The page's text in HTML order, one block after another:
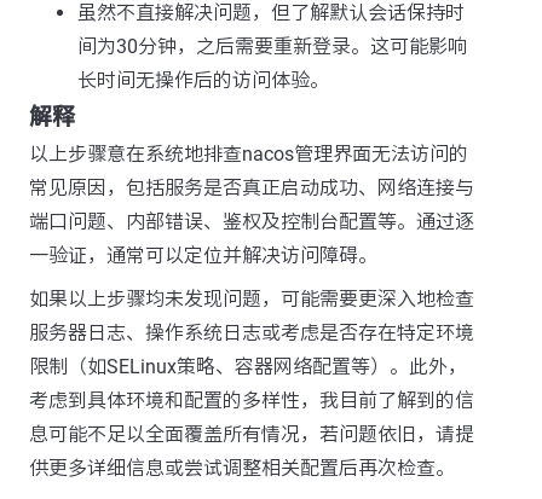
虽然不直接解决问题，但了解默认会话保持时
间为30分钟，之后需要重新登录。这可能影响
长时间无操作后的访问体验。
解释
以上步骤意在系统地排查nacos管理界面无法访问的
常见原因，包括服务是否真正启动成功、网络连接与
端口问题、内部错误、鉴权及控制台配置等。通过逐
一验证，通常可以定位并解决访问障碍。
如果以上步骤均未发现问题，可能需要更深入地检查
服务器日志、操作系统日志或考虑是否存在特定环境
限制（如SELinux策略、容器网络配置等）。此外，
考虑到具体环境和配置的多样性，我目前了解到的信
息可能不足以全面覆盖所有情况，若问题依旧，请提
供更多详细信息或尝试调整相关配置后再次检查。